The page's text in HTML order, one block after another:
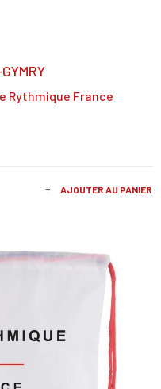
Rythmique France
AJOUTER AU PANIER